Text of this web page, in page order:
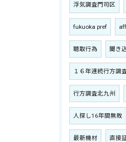
浮気調査門司区
fukuoka pref
聴取行為 聞き
１６年連続行方調
行方調査北九州
人探し16年間無敗
最新機材 直接